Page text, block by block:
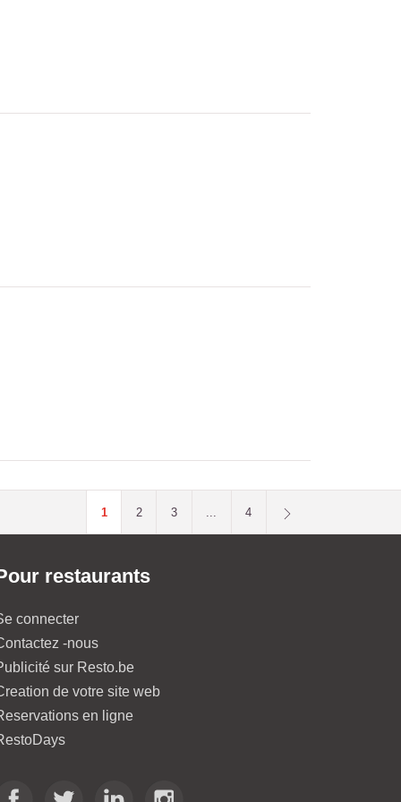
1 2 3 ... 4
restaurants
connecter
-nous
sur Resto.be
de votre site web
en ligne